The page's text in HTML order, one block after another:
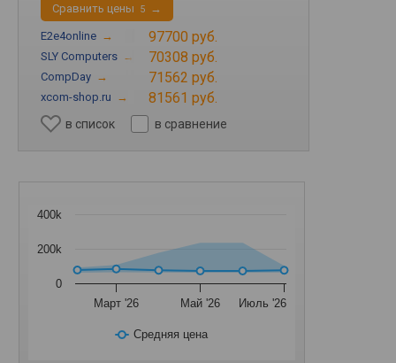
Cравнить цены 5 →
E2e4online → 97700 руб.
SLY Computers → 70308 руб.
CompDay → 71562 руб.
xcom-shop.ru → 81561 руб.
в список в сравнение
Средняя цена
Март '26 Май '26 Июль '26
0
200k
400k